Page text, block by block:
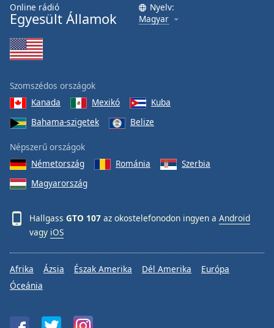
Online rádió
Egyesült Államok
Nyelv:
Magyar
Szomszédos országok
Kanada
Mexikó
Kuba
Bahama-szigetek
Belize
Népszerű országok
Németország
Románia
Szerbia
Magyarország
Hallgass GTO 107 az okostelefonodon ingyen a Android
vagy iOS
Afrika Ázsia Észak Amerika Dél Amerika
Európa
Óceánia